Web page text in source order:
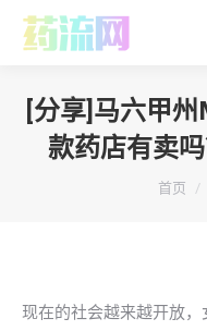
[分享]马六甲
款药店有卖
你在
首页
现在的社会越来越开放